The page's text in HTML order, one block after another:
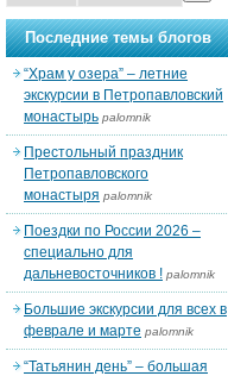
Последние темы блогов
“Храм у озера” – летние
экскурсии в Петропавловский
монастырь palomnik
Престольный праздник
Петропавловского
монастыря palomnik
Поездки по России 2026 –
специально для
дальневосточников ! palomnik
Большие экскурсии для всех в
феврале и марте palomnik
“Татьянин день” – большая